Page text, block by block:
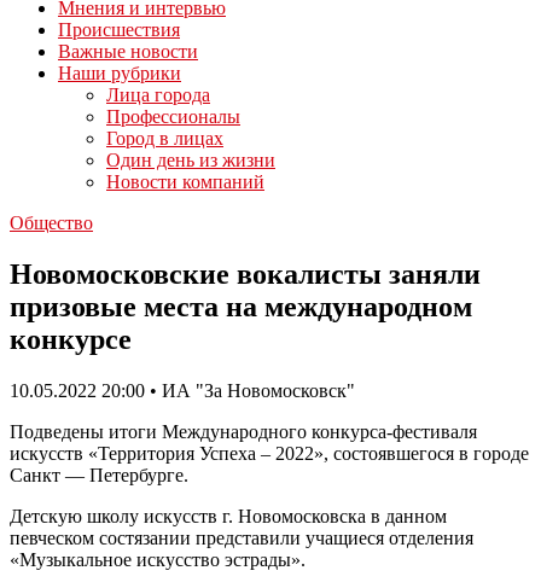
Мнения и интервью
Происшествия
Важные новости
Наши рубрики
Лица города
Профессионалы
Город в лицах
Один день из жизни
Новости компаний
Общество
Новомосковские вокалисты заняли
призовые места на международном
конкурсе
10.05.2022 20:00 • ИА "За Новомосковск"
Подведены итоги Международного конкурса-фестиваля
искусств «Территория Успеха – 2022», состоявшегося в городе
Санкт — Петербурге.
Детскую школу искусств г. Новомосковска в данном
певческом состязании представили учащиеся отделения
«Музыкальное искусство эстрады».